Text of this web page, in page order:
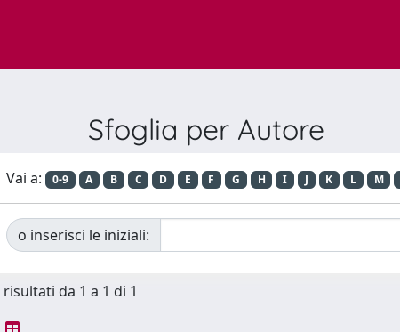
Sfoglia per Autore
Vai a: 0-9 A B C D E F G H I J K L M
o inserisci le iniziali:
da 1 a 1 di 1